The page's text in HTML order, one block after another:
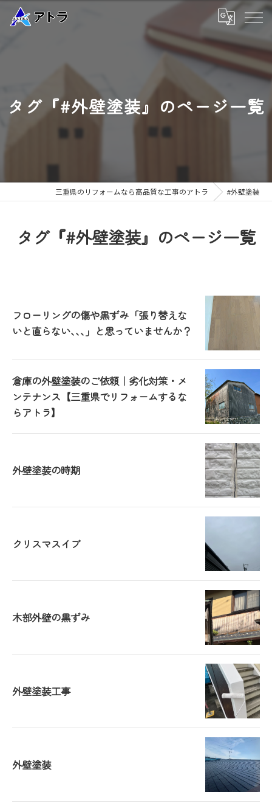
タグ『#外壁塗装』のページ一覧
三重県のリフォームなら高品質な工事のアトラ #外壁塗装
タグ『#外壁塗装』のページ一覧
フローリングの傷や黒ずみ「張り替えな
いと直らない､､､」と思っていませんか？
倉庫の外壁塗装のご依頼｜劣化対策・メ
ンテナンス【三重県でリフォームするな
らアトラ】
外壁塗装の時期
クリスマスイブ
木部外壁の黒ずみ
外壁塗装工事
外壁塗装